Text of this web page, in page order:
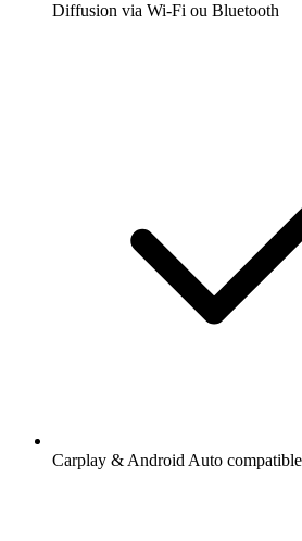
Diffusion via Wi-Fi ou Bluetooth
Carplay & Android Auto